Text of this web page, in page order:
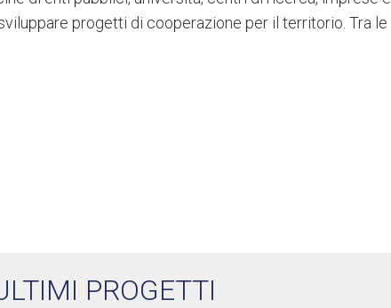
progetti di cooperazione per il territorio. Tra le
PROGETTI